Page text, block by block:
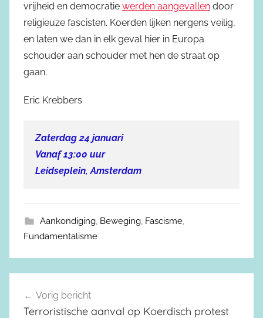
vrijheid en democratie werden aangevallen door
religieuze fascisten. Koerden lijken nergens veilig,
en laten we dan in elk geval hier in Europa
schouder aan schouder met hen de straat op
gaan.
Eric Krebbers
Zaterdag 24 januari
Vanaf 13:00 uur
Leidseplein, Amsterdam
Aankondiging, Beweging, Fascisme,
Fundamentalisme
Berichtnavigatie
Vorig bericht
Terroristische aanval op Koerdisch protest